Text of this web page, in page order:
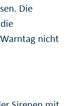
Die
nicht